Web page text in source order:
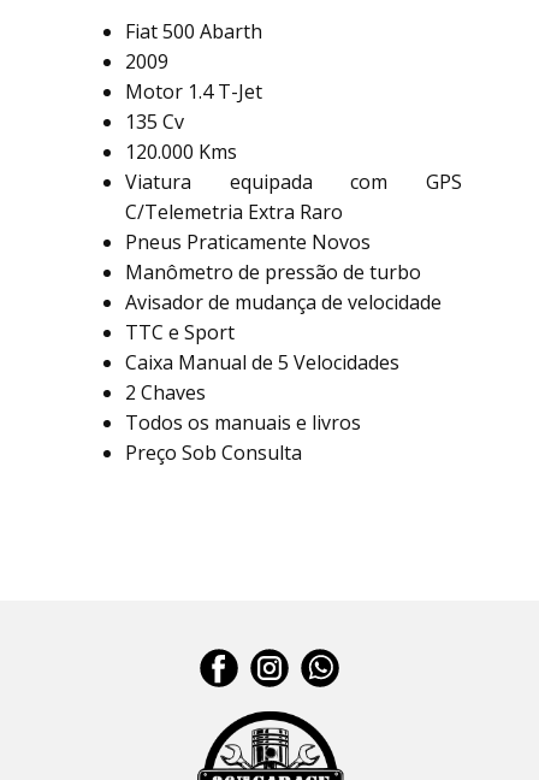
Fiat 500 Abarth
2009
Motor 1.4 T-Jet
135 Cv
120.000 Kms
Viatura equipada com GPS
C/Telemetria Extra Raro
Pneus Praticamente Novos
Manômetro de pressão de turbo
Avisador de mudança de velocidade
TTC e Sport
Caixa Manual de 5 Velocidades
2 Chaves
Todos os manuais e livros
Preço Sob Consulta